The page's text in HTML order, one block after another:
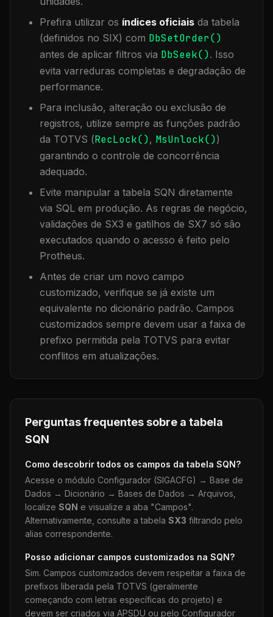
Prefira utilizar os índices oficiais da tabela
(definidos no SIX) com DbSetOrder()
antes de aplicar filtros via DbSeek(). Isso
evita varreduras completas e degradação de
performance.
Para inclusão, alteração ou exclusão de
registros, utilize sempre as funções padrão
da TOTVS (RecLock(), MsUnlock())
garantindo o controle de concorrência
adequado.
Evite manipular a tabela SQN diretamente
via SQL em produção. As regras de negócio,
validações de SX3 e gatilhos de SX7 só são
executados quando o acesso é feito pelo
Protheus.
Antes de criar um novo campo
customizado, verifique se já existe um
equivalente no dicionário padrão. Campos
customizados sempre devem usar a faixa de
prefixo permitida pela TOTVS para evitar
conflitos em atualizações.
Perguntas frequentes sobre a tabela
SQN
Como descobrir todos os campos da tabela SQN?
Acesse o módulo Configurador (SIGACFG) → Base de
Dados → Dicionário → Bases de Dados → Arquivos,
localize SQN e visualize a aba "Campos".
Alternativamente, consulte a tabela SX3 filtrando pelo
alias correspondente.
Posso adicionar campos customizados na SQN?
Sim. Campos customizados devem respeitar a faixa de
prefixos liberada pela TOTVS (geralmente
começando com letras específicas do projeto) e
devem ser criados via APSDU ou pelo Configurador